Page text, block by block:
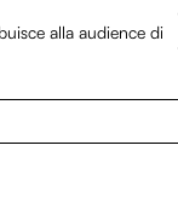
alla audience di